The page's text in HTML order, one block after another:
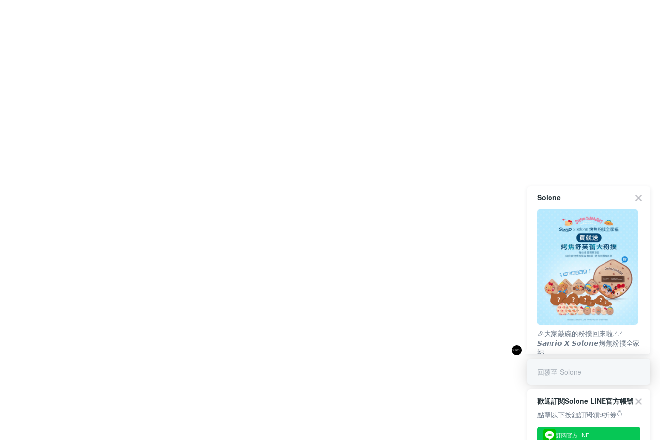
Solone
🎉大家敲碗的粉撲回來啦.ᐟ‪‪.ᐟ
𝙎𝙖𝙣𝙧𝙞𝙤 𝙓 𝙎𝙤𝙡𝙤𝙣𝙚烤焦粉撲全家
福
回覆至 Solone
歡迎訂閱Solone LINE官方帳號
點擊以下按鈕訂閱領9折券👇
訂閱官方LINE